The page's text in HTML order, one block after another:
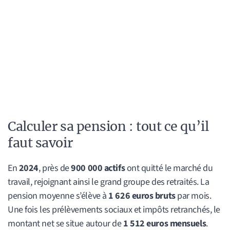
Calculer sa pension : tout ce qu’il
faut savoir
En2024, près de900 000 actifsont quitté le marché du
travail, rejoignant ainsi le grand groupe des retraités. La
pension moyenne s’élève à 1 626 euros brutspar mois.
Une fois les prélèvements sociaux et impôts retranchés, le
montant net se situe autour de1 512 euros mensuels.